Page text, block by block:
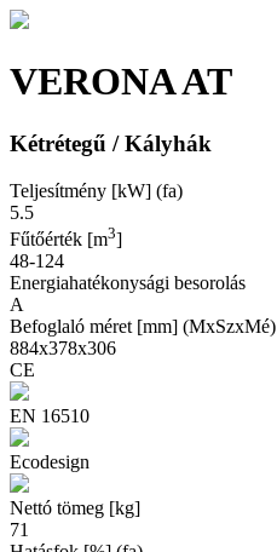
VERONA AT
Kétrétegű / Kályhák
Teljesítmény [kW] (fa)
5.5
Fűtőérték [m3]
48-124
Energiahatékonysági besorolás
A
Befoglaló méret [mm] (MxSzxMé)
884x378x306
CE
EN 16510
Ecodesign
Nettó tömeg [kg]
71